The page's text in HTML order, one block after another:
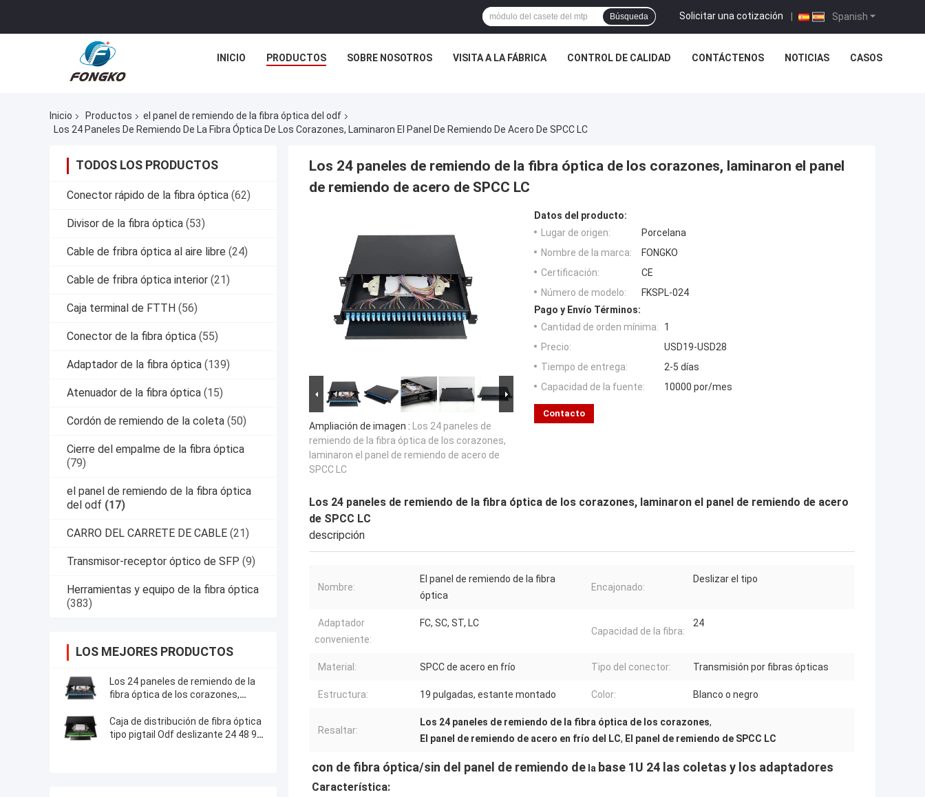
Spanish
Solicitar una cotización |
Búsqueda
INICIO PRODUCTOS SOBRE NOSOTROS VISITA A LA FÁBRICA CONTROL DE CALIDAD CONTÁCTENOS NOTICIAS CASOS
Inicio Productos
el panel de remiendo de la fibra óptica del odf
Los 24 Paneles De Remiendo De La Fibra Óptica De Los Corazones, Laminaron El Panel De Remiendo De Acero De SPCC LC
TODOS LOS PRODUCTOS
Conector rápido de la fibra óptica (62)
Divisor de la fibra óptica (53)
Cable de fribra óptica al aire libre (24)
Cable de fribra óptica interior (21)
Caja terminal de FTTH (56)
Conector de la fibra óptica (55)
Adaptador de la fibra óptica (139)
Atenuador de la fibra óptica (15)
Cordón de remiendo de la coleta (50)
Cierre del empalme de la fibra óptica
(79)
el panel de remiendo de la fibra óptica
del odf (17)
CARRO DEL CARRETE DE CABLE (21)
Transmisor-receptor óptico de SFP (9)
Herramientas y equipo de la fibra óptica
(383)
LOS MEJORES PRODUCTOS
Los 24 paneles de remiendo de la
fibra óptica de los corazones,
acero de SPCC LC
Caja de distribución de fibra óptica
tipo pigtail Odf deslizante 24 48 96
Los 24 paneles de remiendo de la fibra óptica de los corazones, laminaron el panel
de remiendo de acero de SPCC LC
Ampliación de imagen : Los 24 paneles de
remiendo de la fibra óptica de los corazones,
laminaron el panel de remiendo de acero de
SPCC LC
Datos del producto:
Lugar de origen:
Porcelana
Nombre de la marca:
FONGKO
Certificación:
CE
Número de modelo:
FKSPL-024
Pago y Envío Términos:
Cantidad de orden mínima:
1
Precio:
USD19-USD28
Tiempo de entrega:
2-5 días
Capacidad de la fuente:
10000 por/mes
Contacto
Los 24 paneles de remiendo de la fibra óptica de los corazones, laminaron el panel de remiendo de acero
de SPCC LC
descripción
Nombre:
El panel de remiendo de la fibra
óptica
Encajonado:
Deslizar el tipo
Adaptador
conveniente:
FC, SC, ST, LC
Capacidad de la fibra:
24
Material: SPCC de acero en frío Tipo del conector: Transmisión por fibras ópticas
Estructura: 19 pulgadas, estante montado Color: Blanco o negro
Resaltar:
Los 24 paneles de remiendo de la fibra óptica de los corazones,
El panel de remiendo de acero en frío del LC, El panel de remiendo de SPCC LC
con de fibra óptica/sin del panel de remiendo de la base 1U 24 las coletas y los adaptadores
Característica: